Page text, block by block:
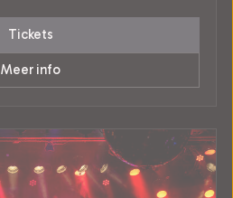
Tickets
Meer info